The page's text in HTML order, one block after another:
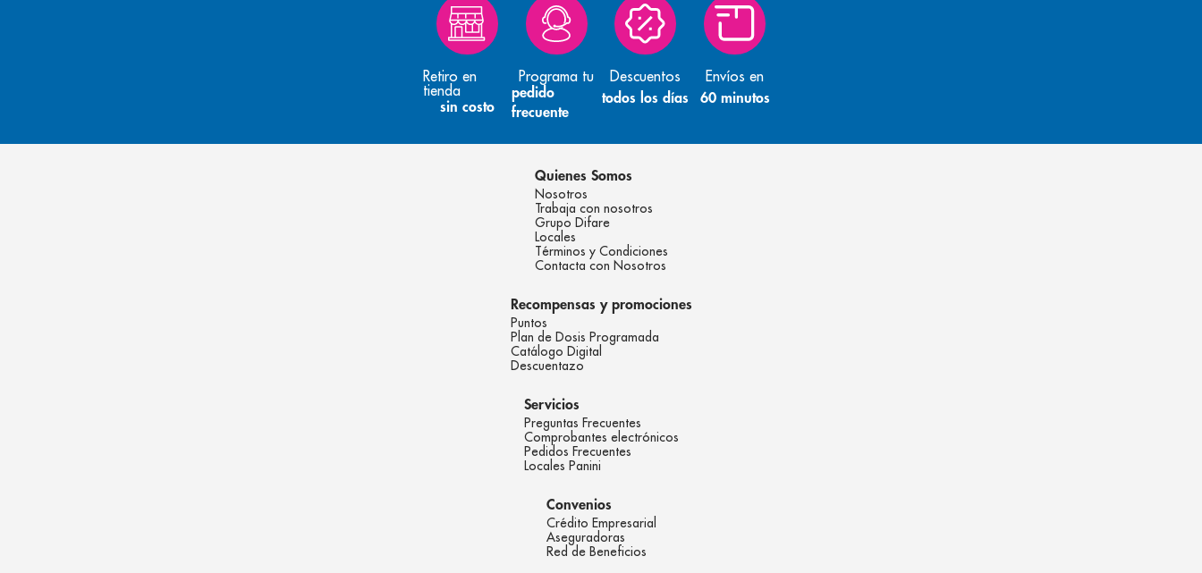
Retiro en
tienda
sin costo
Programa tu
pedido
frecuente
Descuentos
todos los días
Envíos en
60 minutos
Quienes Somos
Nosotros
Trabaja con nosotros
Grupo Difare
Locales
Términos y Condiciones
Contacta con Nosotros
Recompensas y promociones
Puntos
Plan de Dosis Programada
Catálogo Digital
Descuentazo
Servicios
Preguntas Frecuentes
Comprobantes electrónicos
Pedidos Frecuentes
Locales Panini
Convenios
Crédito Empresarial
Aseguradoras
Red de Beneficios